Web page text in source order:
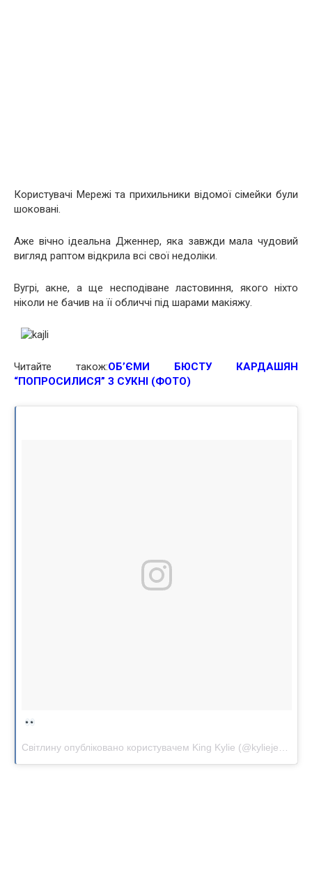
Користувачі Мережі та прихильники відомої сімейки були
шоковані.
Аже вічно ідеальна Дженнер, яка завжди мала чудовий
вигляд раптом відкрила всі свої недоліки.
Вугрі, акне, а ще несподіване ластовиння, якого ніхто
ніколи не бачив на її обличчі під шарами макіяжу.
Читайте також:ОБ’ЄМИ БЮСТУ КАРДАШЯН
“ПОПРОСИЛИСЯ” З СУКНІ (ФОТО)